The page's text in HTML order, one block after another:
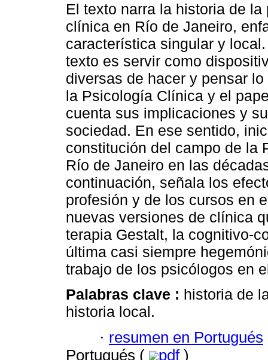
El texto narra la historia de la
clínica en Río de Janeiro,
característica singular y
texto es servir como
diversas de hacer y pensar
la Psicología Clínica y el
cuenta sus implicaciones y
sociedad. En ese sentido,
constitución del campo de la
Río de Janeiro en las
continuación, señala los
profesión y de los cursos en
nuevas versiones de clínica
terapia Gestalt, la cognitivo-
última casi siempre
trabajo de los psicólogos en
Palabras clave : historia de
historia local.
· resumen en Portugués
Portugués (
pdf )